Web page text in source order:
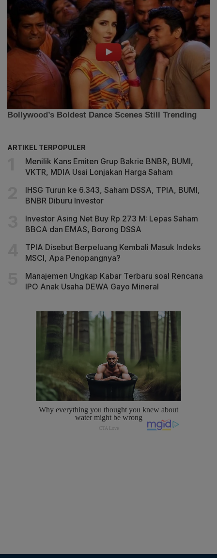
ARTIKEL TERPOPULER
Menilik Kans Emiten Grup Bakrie BNBR, BUMI,
VKTR, MDIA Usai Lonjakan Harga Saham
IHSG Turun ke 6.343, Saham DSSA, TPIA, BUMI,
BNBR Diburu Investor
Investor Asing Net Buy Rp 273 M: Lepas Saham
BBCA dan EMAS, Borong DSSA
TPIA Disebut Berpeluang Kembali Masuk Indeks
MSCI, Apa Penopangnya?
Manajemen Ungkap Kabar Terbaru soal Rencana
IPO Anak Usaha DEWA Gayo Mineral